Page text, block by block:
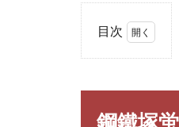
目次
塚蛍
がね
鋼鐵塚